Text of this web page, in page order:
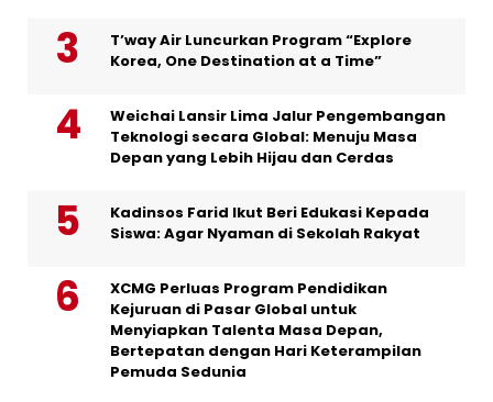
T’way Air Luncurkan Program “Explore
Korea, One Destination at a Time”
Weichai Lansir Lima Jalur Pengembangan
Teknologi secara Global: Menuju Masa
Depan yang Lebih Hijau dan Cerdas
Kadinsos Farid Ikut Beri Edukasi Kepada
Siswa: Agar Nyaman di Sekolah Rakyat
XCMG Perluas Program Pendidikan
Kejuruan di Pasar Global untuk
Menyiapkan Talenta Masa Depan,
Bertepatan dengan Hari Keterampilan
Pemuda Sedunia